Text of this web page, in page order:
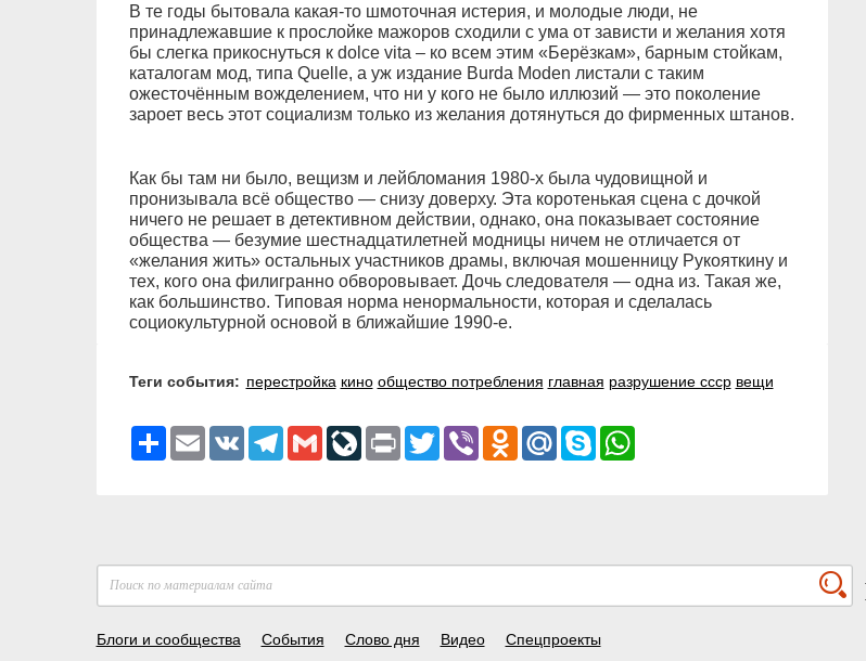
В те годы бытовала какая-то шмоточная истерия, и молодые люди, не
принадлежавшие к прослойке мажоров сходили с ума от зависти и желания хотя
бы слегка прикоснуться к dolce vita – ко всем этим «Берёзкам», барным стойкам,
каталогам мод, типа Quelle, а уж издание Burda Moden листали с таким
ожесточённым вожделением, что ни у кого не было иллюзий — это поколение
зароет весь этот социализм только из желания дотянуться до фирменных штанов.
Как бы там ни было, вещизм и лейбломания 1980-х была чудовищной и
пронизывала всё общество — снизу доверху. Эта коротенькая сцена с дочкой
ничего не решает в детективном действии, однако, она показывает состояние
общества — безумие шестнадцатилетней модницы ничем не отличается от
«желания жить» остальных участников драмы, включая мошенницу Рукояткину и
тех, кого она филигранно обворовывает. Дочь следователя — одна из. Такая же,
как большинство. Типовая норма ненормальности, которая и сделалась
социокультурной основой в ближайшие 1990-е.
Теги события: перестройка кино общество потребления главная разрушение ссср вещи
РесурсEmail VK Telegram
GmailLiveJournal
Print TwitterViber Odnoklassniki
Mail.RuSkypeWhatsApp
Блоги и сообщества События Слово дня Видео Спецпроекты